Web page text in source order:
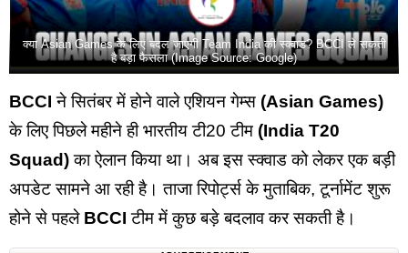
क्या Asian Games के लिए बदल जाएगी Team India की स्क्वाड? BCCI ले सकती
है बड़ा फैसला (Image Source: Google)
BCCIने सितंबर में होने वाले एशियन गेम्स (Asian Games)
के लिए पिछले महीने ही भारतीय टी20 टीम (India T20
Squad)का ऐलान किया था। अब इस स्क्वाड को लेकर एक बड़ी
अपडेट सामने आ रही है। ताजा रिपोर्ट्स के मुताबिक, टूर्नामेंट शुरू
होने से पहले BCCI टीम में कुछ बड़े बदलाव कर सकती है।